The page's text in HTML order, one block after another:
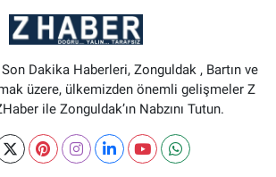
Dakika Haberleri, Zonguldak , Bartın ve
üzere, ülkemizden önemli gelişmeler Z
ile Zonguldak’ın Nabzını Tutun.